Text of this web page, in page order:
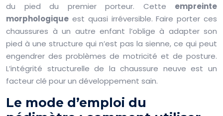
du pied du premier porteur. Cette empreinte
morphologique est quasi irréversible. Faire porter ces
chaussures à un autre enfant l’oblige à adapter son
pied à une structure qui n’est pas la sienne, ce qui peut
engendrer des problèmes de motricité et de posture.
L’intégrité structurelle de la chaussure neuve est un
facteur clé pour un développement sain.
Le mode d’emploi du